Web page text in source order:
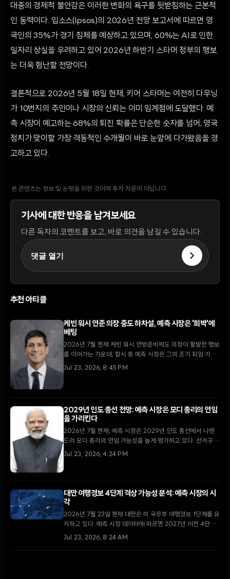
대중의 경제적 불안감은 이러한 변화의 욕구를 뒷받침하는 근본적
인 동력이다. 입소스(Ipsos)의 2026년 전망 보고서에 따르면 영
국인의 35%가 경기 침체를 예상하고 있으며, 60%는 AI로 인한
일자리 상실을 우려하고 있어 2026년 하반기 스타머 정부의 행보
는 더욱 험난할 전망이다.
결론적으로 2026년 5월 18일 현재, 키어 스타머는 여전히 다우닝
가 10번지의 주인이나 시장의 신뢰는 이미 임계점에 도달했다. 예
측 시장이 예고하는 68%의 퇴진 확률은 단순한 숫자를 넘어, 영국
정치가 맞이할 가장 격동적인 수개월이 바로 눈앞에 다가왔음을 경
고하고 있다.
본 콘텐츠는 정보 및 논평을 위한 것이며 투자 자문이 아닙니다.
기사에 대한 반응을 남겨보세요
다른 독자의 코멘트를 보고, 바로 의견을 남길 수 있습니다.
댓글 열기
추천 아티클
케빈 워시 연준 의장 중도 하차설, 예측 시장은 '희박'에
베팅
2026년 7월 현재 케빈 워시 연방준비제도 의장이 활발한 행보
를 이어가는 가운데, 칼시 등 예측 시장은 그의 조기 퇴임 가능
성을 2% 수준으로 매우 낮게 평가하고 있다.
Jul 23, 2026, 8:45 PM
2029년 인도 총선 전망: 예측 시장은 모디 총리의 연임
을 가리킨다
2026년 7월 현재, 예측 시장은 2029년 인도 총선에서 나렌
드라 모디 총리의 연임 가능성을 높게 평가하고 있다. 선거구
획정 조정과 '일국일선거' 제도 도입 등 구조적 변화 속에서 인
Jul 23, 2026, 4:24 PM
대만 여행경보 4단계 격상 가능성 분석: 예측 시장의 시
각
2026년 7월 23일 현재 대만은 미 국무부 여행경보 1단계를 유
지하고 있다. 예측 시장 데이터에 따르면 2027년 이전 4단계
격상 확률은 7%에 불과하며, 이는 지정학적 긴장 속에서도 실
Jul 23, 2026, 8:24 AM